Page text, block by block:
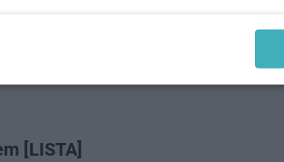
parkach zdrojowych oraz
rzesze kuracjuszy.
Szczegółowe detale
[LISTA]